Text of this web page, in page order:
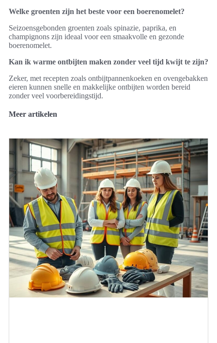
Welke groenten zijn het beste voor een boerenomelet?
Seizoensgebonden groenten zoals spinazie, paprika, en
champignons zijn ideaal voor een smaakvolle en gezonde
boerenomelet.
Kan ik warme ontbijten maken zonder veel tijd kwijt te zijn?
Zeker, met recepten zoals ontbijtpannenkoeken en ovengebakken
eieren kunnen snelle en makkelijke ontbijten worden bereid
zonder veel voorbereidingstijd.
Meer artikelen